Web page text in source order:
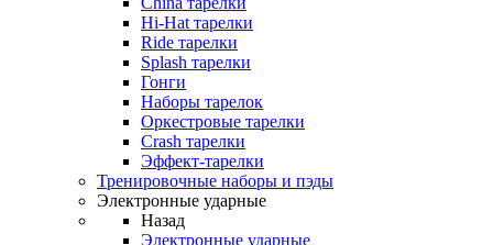
Hi-Hat тарелки
Ride тарелки
Splash тарелки
Гонги
Наборы тарелок
Оркестровые тарелки
Сrash тарелки
Эффект-тарелки
Тренировочные наборы и пэды
Электронные ударные
Назад
Электронные ударные